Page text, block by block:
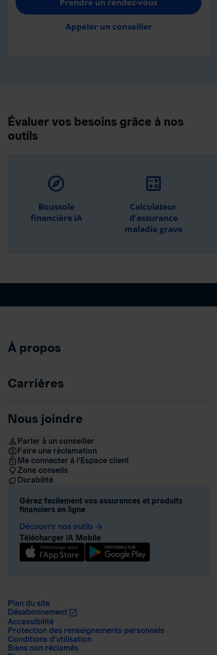
Prendre un rendez-vous
Appeler un conseiller
Évaluer vos besoins grâce à nos
outils
explore
Boussole
financière iA
calculate
Calculateur
d’assurance
maladie grave
À propos
Carrières
Nous joindre
Parler à un conseiller
Faire une réclamation
Me connecter à l’Espace client
Zone conseils
Durabilité
Gérez facilement vos assurances et produits
financiers en ligne
Découvrir nos outils arrow_forward
Télécharger iA Mobile
Plan du site
Désabonnement
Accessibilité
Protection des renseignements personnels
Conditions d’utilisation
Biens non réclamés